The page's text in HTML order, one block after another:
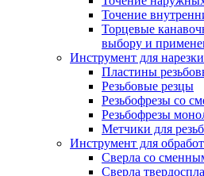
Точение
Торцевые
выбору и
Инструмент для
Пластины
Резьбовые резцы
Резьбофрезы со
Резьбофрезы
Метчики для
Инструмент для
Сверла со
Сверла